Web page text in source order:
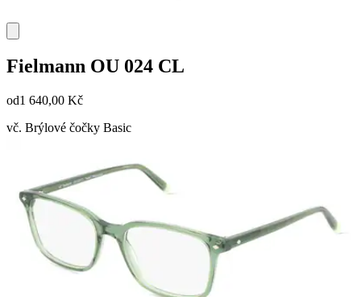
Fielmann OU 024 CL
od1 640,00 Kč
vč. Brýlové čočky Basic